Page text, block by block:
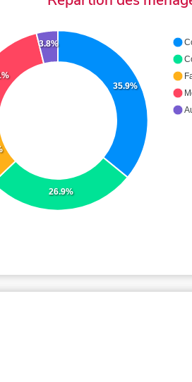
35.9%
26.9%
3.8%